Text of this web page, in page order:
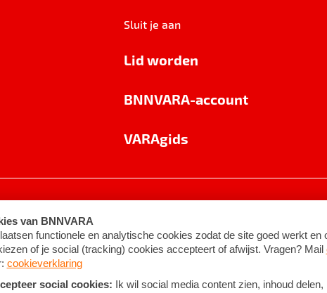
Sluit je aan
Lid worden
BNNVARA-account
VARAgids
Algemene voorwaarden ©2026BNNVARA